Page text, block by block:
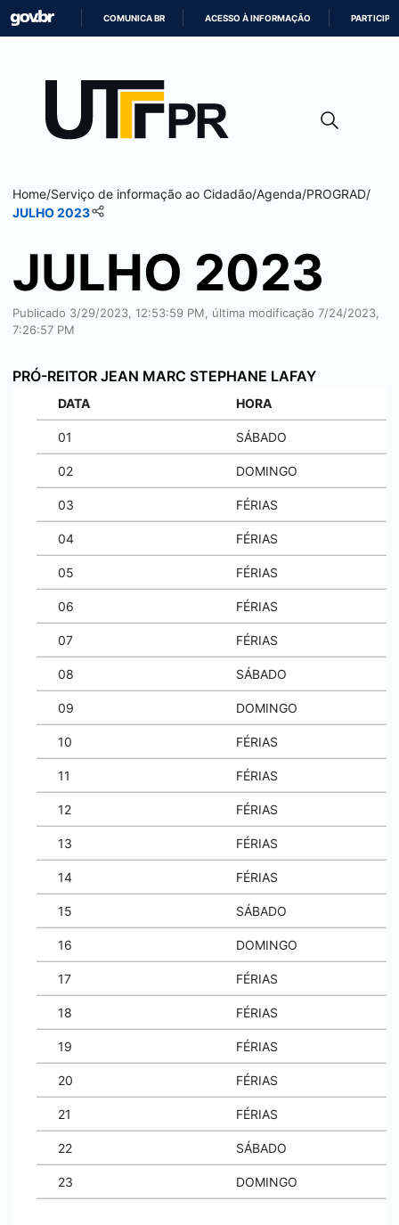
CONTEÚDO
COMUNICA BR ACESSO À INFORMAÇÃO PARTICIPE
Home/Serviço de informação ao Cidadão/Agenda/PROGRAD/
JULHO 2023
JULHO 2023
Publicado 3/29/2023, 12:53:59 PM, última modificação 7/24/2023,
7:26:57 PM
PRÓ-REITOR JEAN MARC STEPHANE LAFAY
DATA HORA
01 SÁBADO
02 DOMINGO
03 FÉRIAS
04 FÉRIAS
05 FÉRIAS
06 FÉRIAS
07 FÉRIAS
08 SÁBADO
09 DOMINGO
10 FÉRIAS
11 FÉRIAS
12 FÉRIAS
13 FÉRIAS
14 FÉRIAS
15 SÁBADO
16 DOMINGO
17 FÉRIAS
18 FÉRIAS
19 FÉRIAS
20 FÉRIAS
21 FÉRIAS
22 SÁBADO
23 DOMINGO